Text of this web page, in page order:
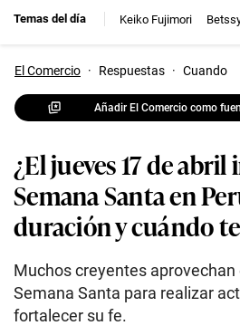
Temas del día Keiko Fujimori
El Comercio · Respuestas · Cuando
Añadir El Comercio como
¿El jueves 17 de
Semana Santa en
duración y cuándo
Muchos creyentes
Semana Santa para realizar
fortalecer su fe.